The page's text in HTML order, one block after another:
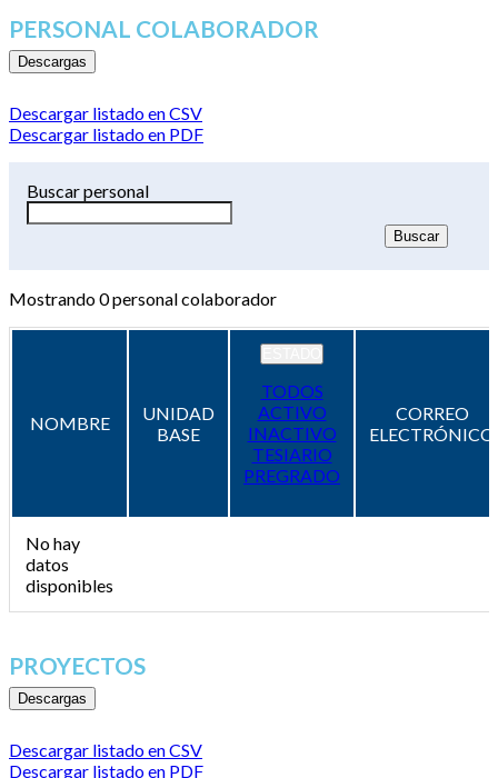
PERSONAL COLABORADOR
Descargas
Descargar listado en CSV
Descargar listado en PDF
Buscar personal
Mostrando0personal colaborador
NOMBRE
UNIDAD
BASE
TODOS
ACTIVO
INACTIVO
TESIARIO
PREGRADO
CORREO
ELECTRÓNICO
No hay
datos
disponibles
PROYECTOS
Descargas
Descargar listado en CSV
Descargar listado en PDF